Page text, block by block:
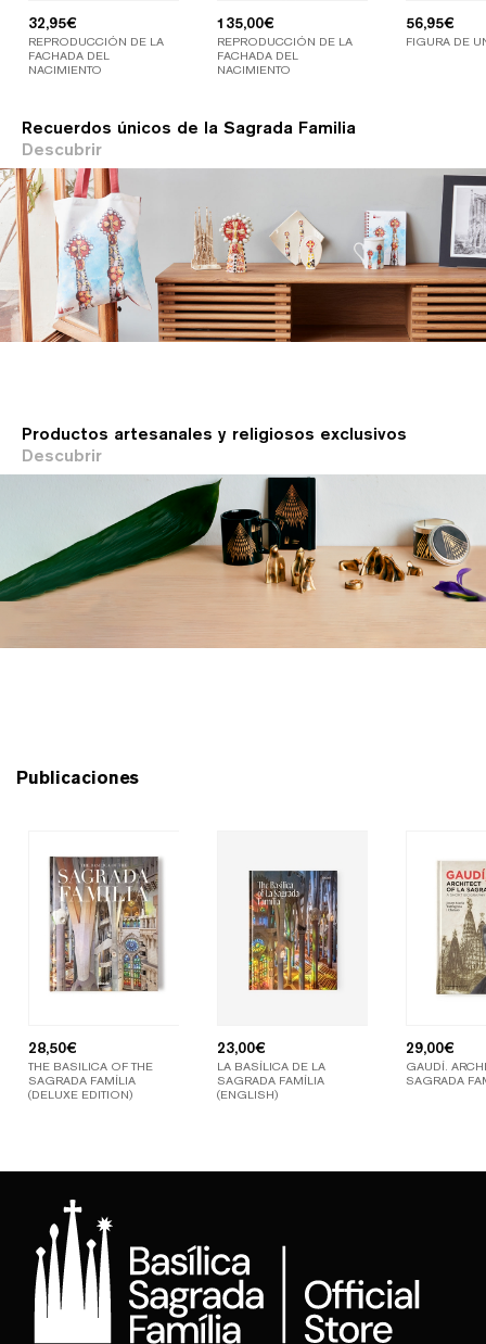
32,95€
REPRODUCCIÓN DE LA
FACHADA DEL
NACIMIENTO
135,00€
REPRODUCCIÓN DE LA
FACHADA DEL
NACIMIENTO
56,95€
FIGURA DE
Recuerdos únicos de la Sagrada Familia
Descubrir
Productos artesanales y religiosos exclusivos
Descubrir
Publicaciones
28,50€
THE BASILICA OF THE
SAGRADA FAMÍLIA
(DELUXE EDITION)
23,00€
LA BASÍLICA DE LA
SAGRADA FAMÍLIA
(ENGLISH)
29,00€
GAUDÍ.
SAGRADA